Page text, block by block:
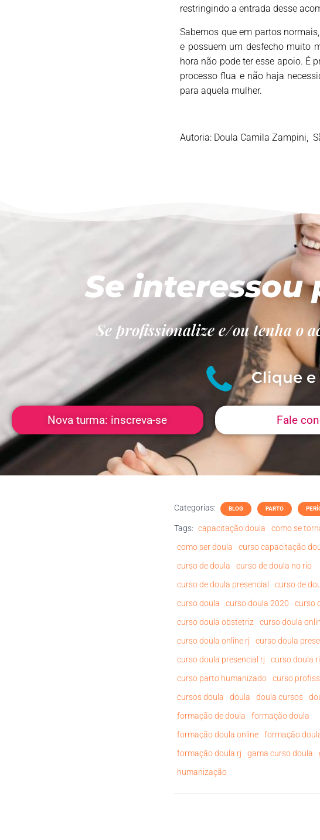
restringindo a entrada desse
Sabemos que em partos
e possuem um desfecho muito
hora não pode ter esse apoio. É
processo flua e não haja
para aquela mulher.
Autoria: Doula Camila Zampini,
Se interessou
Se profissionalize e/ou tenha o
Clique e
Nova turma: inscreva-se Fale
Categorias: BLOG PARTO
Tags: capacitação doula
como se
como ser doula
curso capacitação
curso de doula
curso de doula no rio
curso de doula presencial
curso de
curso doula
curso doula 2020
curso
curso doula obstetriz
curso doula
curso doula online rj
curso doula
curso doula presencial rj
curso doula
curso parto humanizado
curso
cursos doula
doula doula cursos
formação de doula
formação doula
formação doula online
formação
formação doula rj
gama curso doula
humanização